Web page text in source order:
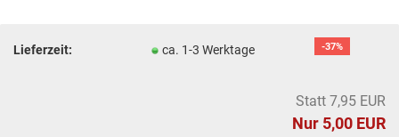
-37%
Lieferzeit: ca. 1-3 Werktage
Statt 7,95 EUR
Nur 5,00 EUR